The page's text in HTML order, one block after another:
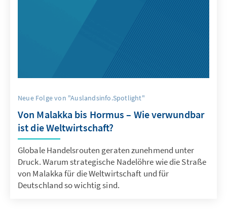
Neue Folge von "Auslandsinfo.Spotlight"
Von Malakka bis Hormus – Wie verwundbar
ist die Weltwirtschaft?
Globale Handelsrouten geraten zunehmend unter
Druck. Warum strategische Nadelöhre wie die Straße
von Malakka für die Weltwirtschaft und für
Deutschland so wichtig sind.